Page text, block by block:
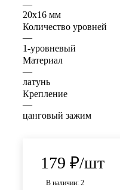
—
20х16 мм
Количество уровней
—
1-уровневый
Материал
—
латунь
Крепление
—
цанговый зажим
179 ₽/шт
В наличии: 2